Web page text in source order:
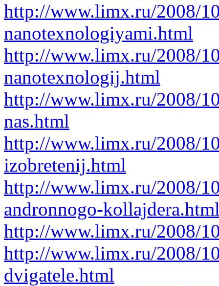
http://www.limx.ru/2008/
nanotexnologiyami.html
http://www.limx.ru/2008/
nanotexnologij.html
http://www.limx.ru/2008/
nas.html
http://www.limx.ru/2008/
izobretenij.html
http://www.limx.ru/2008/
andronnogo-
http://www.limx.ru/2008/
http://www.limx.ru/2008/
dvigatele.html